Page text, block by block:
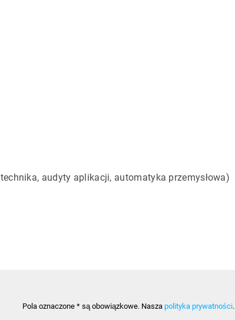
audyty aplikacji, automatyka przemysłowa)
Pola oznaczone * są obowiązkowe. Nasza polityka prywatności.